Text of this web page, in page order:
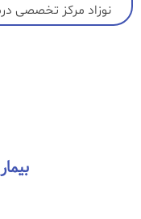
نوزاد مرکز تخصصی